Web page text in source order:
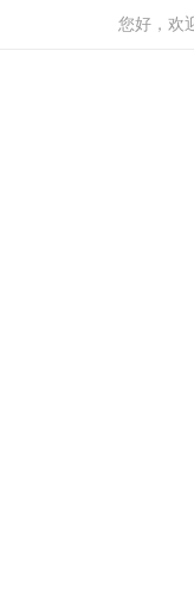
您好，欢